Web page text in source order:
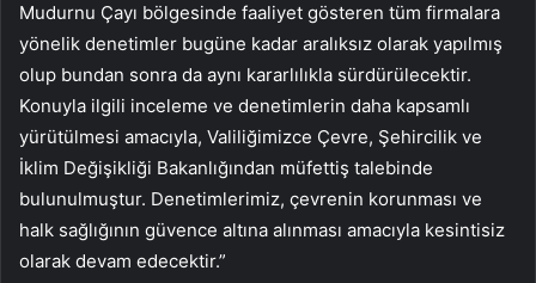
Mudurnu Çayı bölgesinde faaliyet gösteren tüm firmalara
yönelik denetimler bugüne kadar aralıksız olarak yapılmış
olup bundan sonra da aynı kararlılıkla sürdürülecektir.
Konuyla ilgili inceleme ve denetimlerin daha kapsamlı
yürütülmesi amacıyla, Valiliğimizce Çevre, Şehircilik ve
İklim Değişikliği Bakanlığından müfettiş talebinde
bulunulmuştur. Denetimlerimiz, çevrenin korunması ve
halk sağlığının güvence altına alınması amacıyla kesintisiz
olarak devam edecektir.”